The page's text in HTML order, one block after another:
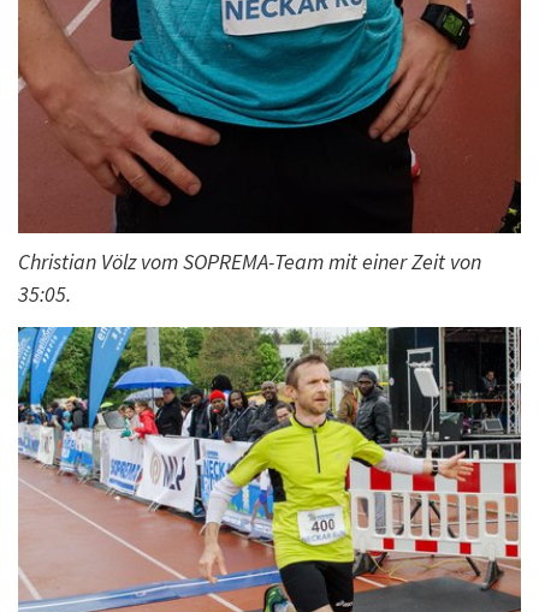
Christian Völz vom SOPREMA-Team mit einer Zeit von
35:05.